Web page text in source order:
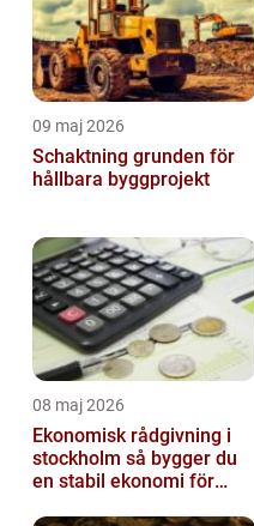
09 maj 2026
Schaktning grunden för
hållbara byggprojekt
08 maj 2026
Ekonomisk rådgivning i
stockholm så bygger du
en stabil ekonomi för